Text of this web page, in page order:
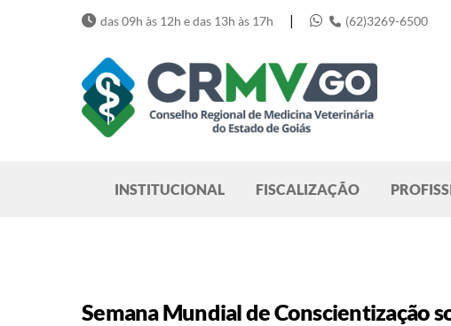
das 09h às 12h e das 13h às 17h | (62)3269-6500
INSTITUCIONAL FISCALIZAÇÃO
Semana Mundial de Conscientização